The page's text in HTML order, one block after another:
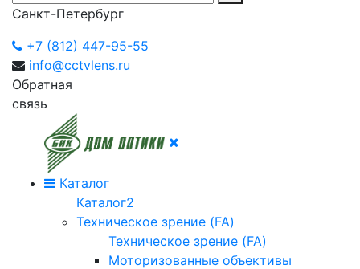
Санкт-Петербург
+7 (812) 447-95-55
info@cctvlens.ru
Обратная
связь
Каталог
Каталог2
Техническое зрение (FA)
Техническое зрение (FA)
Моторизованные объективы